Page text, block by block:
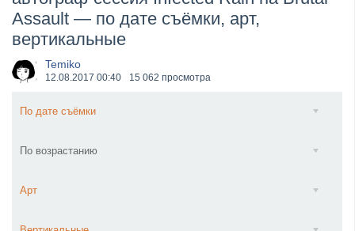
​Imminence анонсировали новый альбом Axis Mundi...
Assault — по дате съёмки, арт,
вертикальные
Temiko
12.08.2017 00:40 15 062 просмотра
По дате съёмки
По возрастанию
Арт